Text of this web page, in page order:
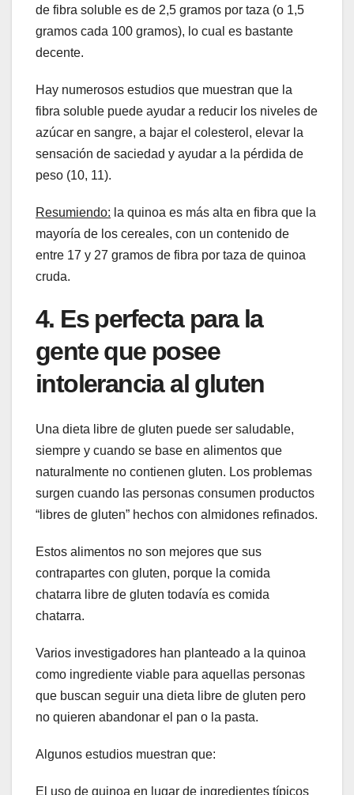
de fibra soluble es de 2,5 gramos por taza (o 1,5
gramos cada 100 gramos), lo cual es bastante
decente.
Hay numerosos estudios que muestran que la
fibra soluble puede ayudar a reducir los niveles de
azúcar en sangre, a bajar el colesterol, elevar la
sensación de saciedad y ayudar a la pérdida de
peso (10, 11).
Resumiendo: la quinoa es más alta en fibra que la
mayoría de los cereales, con un contenido de
entre 17 y 27 gramos de fibra por taza de quinoa
cruda.
4. Es perfecta para la
gente que posee
intolerancia al gluten
Una dieta libre de gluten puede ser saludable,
siempre y cuando se base en alimentos que
naturalmente no contienen gluten. Los problemas
surgen cuando las personas consumen productos
“libres de gluten” hechos con almidones refinados.
Estos alimentos no son mejores que sus
contrapartes con gluten, porque la comida
chatarra libre de gluten todavía es comida
chatarra.
Varios investigadores han planteado a la quinoa
como ingrediente viable para aquellas personas
que buscan seguir una dieta libre de gluten pero
no quieren abandonar el pan o la pasta.
Algunos estudios muestran que:
El uso de quinoa en lugar de ingredientes típicos